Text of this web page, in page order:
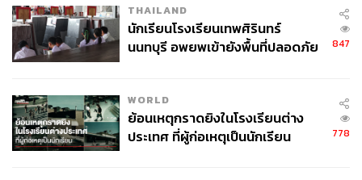
THAILAND
นักเรียนโรงเรียนเทพศิรินทร์
นนทบุรี อพยพเข้ายังพื้นที่ปลอดภัย
847
WORLD
ย้อนเหตุกราดยิงในโรงเรียนต่าง
ประเทศ ที่ผู้ก่อเหตุเป็นนักเรียน
778